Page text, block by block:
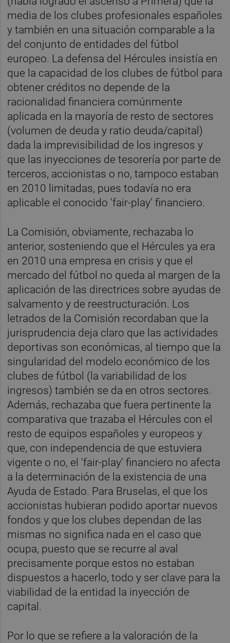
media de los clubes profesionales españoles
y también en una situación comparable a la
del conjunto de entidades del fútbol
europeo. La defensa del Hércules insistía en
que la capacidad de los clubes de fútbol para
obtener créditos no depende de la
racionalidad financiera comúnmente
aplicada en la mayoría de resto de sectores
(volumen de deuda y ratio deuda/capital)
dada la imprevisibilidad de los ingresos y
que las inyecciones de tesorería por parte de
terceros, accionistas o no, tampoco estaban
en 2010 limitadas, pues todavía no era
aplicable el conocido 'fair-play' financiero.
La Comisión, obviamente, rechazaba lo
anterior, sosteniendo que el Hércules ya era
en 2010 una empresa en crisis y que el
mercado del fútbol no queda al margen de la
aplicación de las directrices sobre ayudas de
salvamento y de reestructuración. Los
letrados de la Comisión recordaban que la
jurisprudencia deja claro que las actividades
deportivas son económicas, al tiempo que la
singularidad del modelo económico de los
clubes de fútbol (la variabilidad de los
ingresos) también se da en otros sectores.
Además, rechazaba que fuera pertinente la
comparativa que trazaba el Hércules con el
resto de equipos españoles y europeos y
que, con independencia de que estuviera
vigente o no, el 'fair-play' financiero no afecta
a la determinación de la existencia de una
Ayuda de Estado. Para Bruselas, el que los
accionistas hubieran podido aportar nuevos
fondos y que los clubes dependan de las
mismas no significa nada en el caso que
ocupa, puesto que se recurre al aval
precisamente porque estos no estaban
dispuestos a hacerlo, todo y ser clave para la
viabilidad de la entidad la inyección de
capital.
Por lo que se refiere a la valoración de la